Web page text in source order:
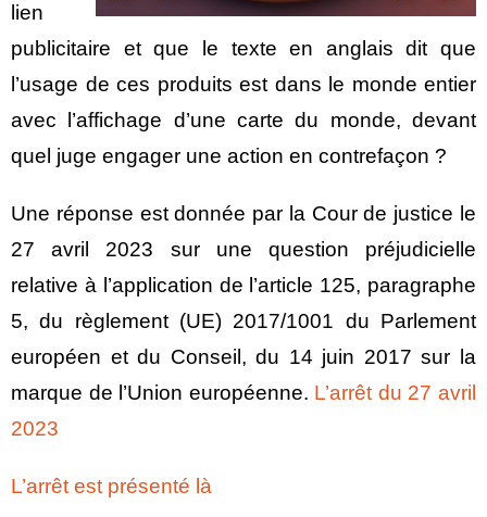
lien
publicitaire et que le texte en anglais dit que
l’usage de ces produits est dans le monde entier
avec l’affichage d’une carte du monde, devant
quel juge engager une action en contrefaçon ?
Une réponse est donnée par la Cour de justice le
27 avril 2023 sur une question préjudicielle
relative à l’application de l’article 125, paragraphe
5, du règlement (UE) 2017/1001 du Parlement
européen et du Conseil, du 14 juin 2017 sur la
marque de l’Union européenne. L’arrêt du 27 avril
2023
L’arrêt est présenté là